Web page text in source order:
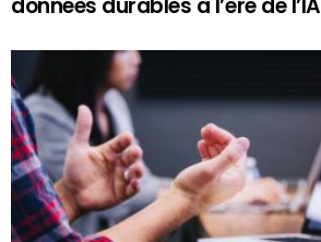
données durables à l’ère de l’IA